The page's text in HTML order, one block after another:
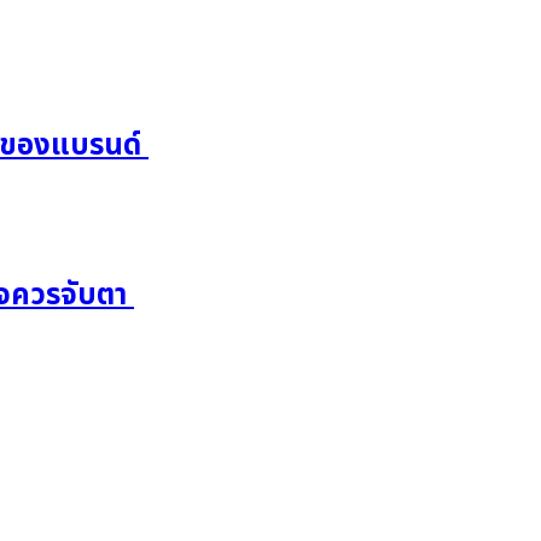
ของแบรนด์
ควรจับตา